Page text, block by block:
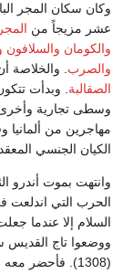
وكان سكان المجر
عشر مزيجاً من المجر
والكومان والسلافون
والصرب . والخلاصة
الصقالبة . وبدأت
وسطى تجارية وأخرى
مهاجرين من ألمانيا
الكيان الجنسي المعقد.
وانتهت بموت أندرو
الحرب التي اندلعت
السلام إلا عندما
ووضعوا تاج
(1308). فأحضر